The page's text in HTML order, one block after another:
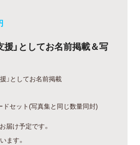
援」としてお名前掲載＆写
」としてお名前掲載
ドセット(写真集と同じ数量同封)
届け予定です。
ます。